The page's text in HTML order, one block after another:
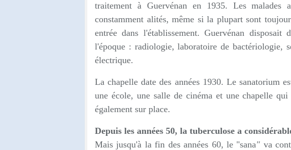
traitement à Guervénan en 1935. Les malades
constamment alités, même si la plupart sont
entrée dans l'établissement. Guervénan
l'époque : radiologie, laboratoire de bactériologie,
électrique.
La chapelle date des années 1930. Le sanatorium
une école, une salle de cinéma et une chapelle
également sur place.
Depuis les années 50, la tuberculose a
Mais jusqu'à la fin des années 60, le "sana" va